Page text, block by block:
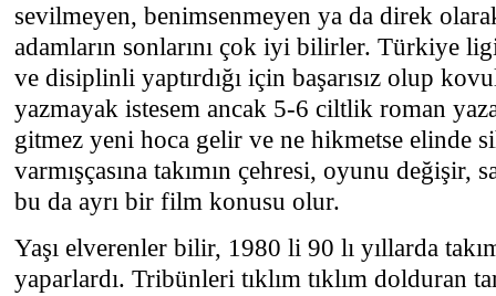
sevilmeyen, benimsenmeyen ya da direk
adamların sonlarını çok iyi bilirler. Türkiye
ve disiplinli yaptırdığı için başarısız olup
yazmayak istesem ancak 5-6 ciltlik roman
gitmez yeni hoca gelir ve ne hikmetse elinde
varmışçasına takımın çehresi, oyunu değişir,
bu da ayrı bir film konusu olur.
Yaşı elverenler bilir, 1980 li 90 lı yıllarda
yaparlardı. Tribünleri tıklım tıklım dolduran